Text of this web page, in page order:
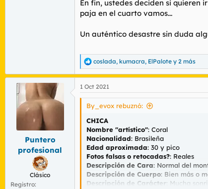
En fin, ustedes deciden si quieren
paja en el cuarto vamos...
Un auténtico desastre sin duda
R
e
a
c
c
n
coslada, kumacra, ElPalote y 2 más
Puntero
profesional
Clásico
Registro
1 Oct 2021
By_evox rebuznó:
CHICA
Nombre "artístico": Coral
Nacionalidad: Brasileña
Edad aproximada: 30 y pico
Fotos falsas o retocadas?: Reales
Descripción de Cara: Normal del
Descripción de Cuerpo: Bien más o
Descripción de Carácter: Mucha